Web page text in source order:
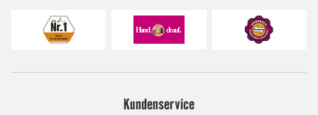
Kundenservice